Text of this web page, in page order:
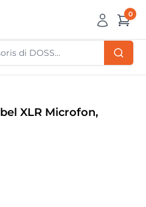
0
XLR Microfon,